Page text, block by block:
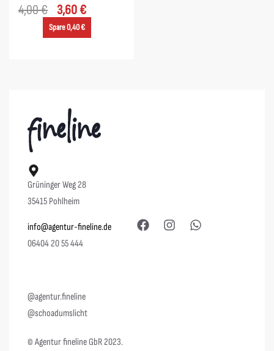
4,00€ 3,60€
Spare 0,40 €
Grüninger Weg 28
35415 Pohlheim
info@agentur-fineline.de
06404 20 55 444
@agentur.fineline
@schoadumslicht
© Agentur fineline GbR 2023.